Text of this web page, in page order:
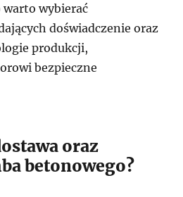
warto wybierać
doświadczenie oraz
produkcji,
bezpieczne
oraz
betonowego?